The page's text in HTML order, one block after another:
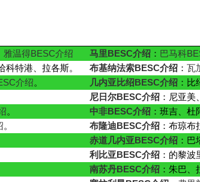
雅温得BESC介绍 马里BESC介绍 ： 巴马科
科特港、拉各斯。 布基纳法索BESC介绍 ：瓦
介绍。 几内亚比绍BESC介绍 ：比
尼日尔BESC介绍 ：尼亚美
。 中非BESC介绍 ：班吉、杜
。 布隆迪BESC介绍 ：布琼
赤道几内亚BESC介绍 ：巴
利比亚BESC介绍 ：的黎波
南苏丹BESC介绍 ：朱巴、